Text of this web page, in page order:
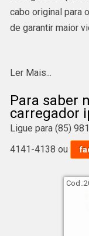
cabo original para
de garantir maior
importante que
disso, é conhecido
dúvidas sobre o
esclarecer que
perca a chance de
técnica a seguir.
cabo adaptador
Ler Mais...
Para saber
carregador
Ligue para(85)
4141-4138 ou
Cod.: